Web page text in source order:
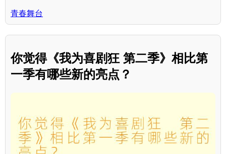
青春舞台
你觉得《我为喜剧狂 第二季》相比第
一季有哪些新的亮点？